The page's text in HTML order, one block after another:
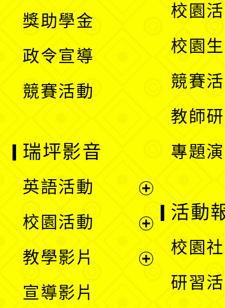
獎助學金
政令宣導
競賽活動
校園
校園
競賽
教師
專題
瑞坪影音
英語活動
選
校園活動
教學影片
宣導影片
活動
校園
研習